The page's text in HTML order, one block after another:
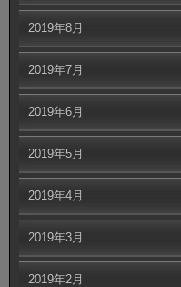
2019年8月
2019年7月
2019年6月
2019年5月
2019年4月
2019年3月
2019年2月